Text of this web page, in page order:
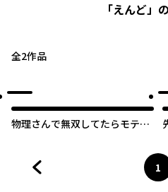
「えんど」
全2作品
物理さんで無双してたらモテモ
ペ
1
へ